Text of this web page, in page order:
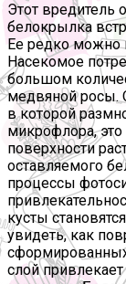
Этот вредитель
белокрылка
Ее редко можно
Насекомое
большом
медвяной росы.
в которой
микрофлора, это
поверхности
оставляемого
процессы
кусты
увидеть, как
слой